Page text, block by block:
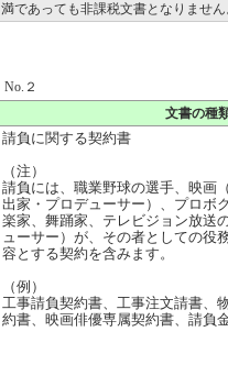
満であっても非課税文書となりません
No.２
文書の種
請負に関する契約書
（注）
請負には、職業野球の選手、映画
出家・プロデューサー）、プロボ
楽家、舞踊家、テレビジョン放送
ューサー）が、その者としての役
容とする契約を含みます。
（例）
工事請負契約書、工事注文請書、
約書、映画俳優専属契約書、請負